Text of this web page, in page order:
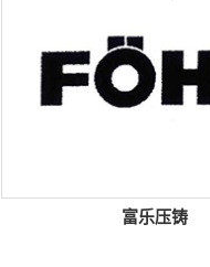
富乐压铸